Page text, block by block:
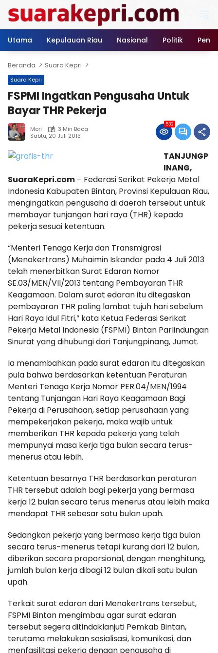
konten
Utama
Kepulauan Riau Nasional Politik
Beranda Suara Kepri
Suara Kepri
FSPMI Ingatkan Pengusaha Untuk
Bayar THR Pekerja
Mori
3 Min Baca
Sabtu, 20 Juli 2013
532
TANJUNGP
INANG,
SuaraKepri.com – Federasi Serikat Pekerja Metal
Indonesia Kabupaten Bintan, Provinsi Kepulauan Riau,
mengingatkan pengusaha di daerah tersebut untuk
membayar tunjangan hari raya (THR) kepada
pekerja sesuai ketentuan.
“Menteri Tenaga Kerja dan Transmigrasi
(Menakertrans) Muhaimin Iskandar pada 4 Juli 2013
telah menerbitkan Surat Edaran Nomor
SE.03/MEN/VII/2013 tentang Pembayaran THR
Keagamaan. Dalam surat edaran itu ditegaskan
pembayaran THR paling lambat tujuh hari sebelum
Hari Raya Idul Fitri,” kata Ketua Federasi Serikat
Pekerja Metal Indonesia (FSPMI) Bintan Parlindungan
Sinurat yang dihubungi dari Tanjungpinang, Jumat.
Ia menambahkan pada surat edaran itu ditegaskan
pula bahwa berdasarkan ketentuan Peraturan
Menteri Tenaga Kerja Nomor PER.04/MEN/1994
tentang Tunjangan Hari Raya Keagamaan Bagi
Pekerja di Perusahaan, setiap perusahaan yang
mempekerjakan pekerja, maka wajib untuk
memberikan THR kepada pekerja yang telah
mempunyai masa kerja tiga bulan secara terus-
menerus atau lebih.
Ketentuan besarnya THR berdasarkan peraturan
THR tersebut adalah bagi pekerja yang bermasa
kerja 12 bulan secara terus menerus atau lebih maka
mendapat THR sebesar satu bulan upah.
Sedangkan pekerja yang bermasa kerja tiga bulan
secara terus-menerus tetapi kurang dari 12 bulan,
diberikan secara proporsional, dengan menghitung,
jumlah bulan kerja dibagi 12 bulan dikali satu bulan
upah.
Terkait surat edaran dari Menakertrans tersebut,
FSPMI Bintan mengimbau agar surat edaran
tersebut segera ditindaklanjuti Pemkab Bintan,
terutama melakukan sosialisasi, komunikasi, dan
menfasilitasi pekerja dengan pengusaha di